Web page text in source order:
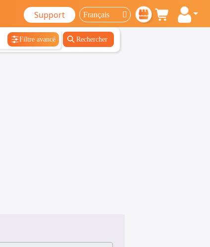
Support
Filtre avancé Rechercher